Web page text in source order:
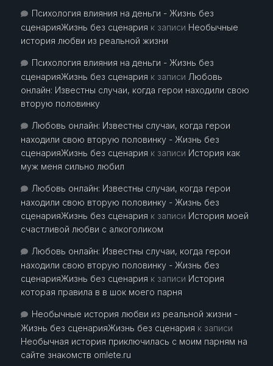
Психология влияния на деньги - Жизнь без
сценарияЖизнь без сценария к записи Необычные
история любви из реальной жизни
Психология влияния на деньги - Жизнь без
сценарияЖизнь без сценария к записи Любовь
онлайн: Известны случаи, когда герои находили свою
вторую половинку
Любовь онлайн: Известны случаи, когда герои
находили свою вторую половинку - Жизнь без
сценарияЖизнь без сценария к записи История как
муж меня сильно любил
Любовь онлайн: Известны случаи, когда герои
находили свою вторую половинку - Жизнь без
сценарияЖизнь без сценария к записи История моей
счастливой любви с алкоголиком
Любовь онлайн: Известны случаи, когда герои
находили свою вторую половинку - Жизнь без
сценарияЖизнь без сценария к записи История
которая правила в в шок моего парня
Необычные история любви из реальной жизни -
Жизнь без сценарияЖизнь без сценария к записи
Необычная история приключилась с моим парням на
сайте знакомств omlete.ru